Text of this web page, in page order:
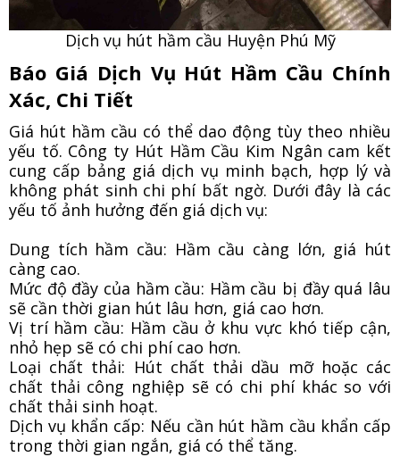
Dịch vụ hút hầm cầu Huyện Phú Mỹ
Báo Giá Dịch Vụ Hút Hầm Cầu Chính
Xác, Chi Tiết
Giá hút hầm cầu có thể dao động tùy theo nhiều
yếu tố. Công ty Hút Hầm Cầu Kim Ngân cam kết
cung cấp bảng giá dịch vụ minh bạch, hợp lý và
không phát sinh chi phí bất ngờ. Dưới đây là các
yếu tố ảnh hưởng đến giá dịch vụ:
Dung tích hầm cầu: Hầm cầu càng lớn, giá hút
càng cao.
Mức độ đầy của hầm cầu: Hầm cầu bị đầy quá lâu
sẽ cần thời gian hút lâu hơn, giá cao hơn.
Vị trí hầm cầu: Hầm cầu ở khu vực khó tiếp cận,
nhỏ hẹp sẽ có chi phí cao hơn.
Loại chất thải: Hút chất thải dầu mỡ hoặc các
chất thải công nghiệp sẽ có chi phí khác so với
chất thải sinh hoạt.
Dịch vụ khẩn cấp: Nếu cần hút hầm cầu khẩn cấp
trong thời gian ngắn, giá có thể tăng.